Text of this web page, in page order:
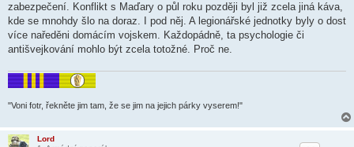
zabezpečení. Konflikt s Maďary o půl roku později byl již zcela jiná káva,
kde se mnohdy šlo na doraz. I pod něj. A legionářské jednotky byly o dost
více naředěni domácím vojskem. Každopádně, ta psychologie či
antišvejkování mohlo být zcela totožné. Proč ne.
"Voni fotr, řekněte jim tam, že se jim na jejich párky vyserem!"
Lord